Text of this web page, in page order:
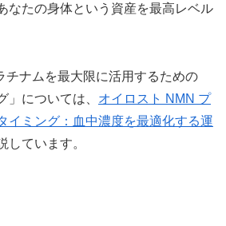
なたの身体という資産を最高レベル
チナムを最大限に活用するための
」については、 オイロスト NMN プ
イミング：血中濃度を最適化する運
しています。